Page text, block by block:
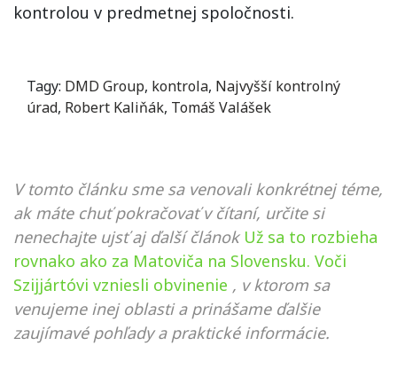
kontrolou v predmetnej spoločnosti.
Tagy: DMD Group, kontrola, Najvyšší kontrolný
úrad, Robert Kaliňák, Tomáš Valášek
V tomto článku sme sa venovali konkrétnej téme,
ak máte chuť pokračovať v čítaní, určite si
nenechajte ujsť aj ďalší článok Už sa to rozbieha
rovnako ako za Matoviča na Slovensku. Voči
Szijjártóvi vzniesli obvinenie , v ktorom sa
venujeme inej oblasti a prinášame ďalšie
zaujímavé pohľady a praktické informácie.